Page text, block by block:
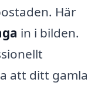
Här
in i bilden.
att ditt gamla